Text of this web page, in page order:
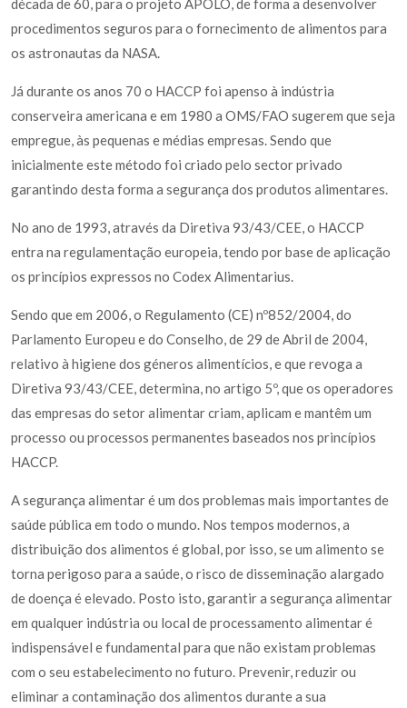
década de 60, para o projeto APOLO, de forma a desenvolver
procedimentos seguros para o fornecimento de alimentos para
os astronautas da NASA.
Já durante os anos 70 o HACCP foi apenso à indústria
conserveira americana e em 1980 a OMS/FAO sugerem que seja
empregue, às pequenas e médias empresas. Sendo que
inicialmente este método foi criado pelo sector privado
garantindo desta forma a segurança dos produtos alimentares.
No ano de 1993, através da Diretiva 93/43/CEE, o HACCP
entra na regulamentação europeia, tendo por base de aplicação
os princípios expressos no Codex Alimentarius.
Sendo que em 2006, o Regulamento (CE) nº852/2004, do
Parlamento Europeu e do Conselho, de 29 de Abril de 2004,
relativo à higiene dos géneros alimentícios, e que revoga a
Diretiva 93/43/CEE, determina, no artigo 5º, que os operadores
das empresas do setor alimentar criam, aplicam e mantêm um
processo ou processos permanentes baseados nos princípios
HACCP.
A segurança alimentar é um dos problemas mais importantes de
saúde pública em todo o mundo. Nos tempos modernos, a
distribuição dos alimentos é global, por isso, se um alimento se
torna perigoso para a saúde, o risco de disseminação alargado
de doença é elevado. Posto isto, garantir a segurança alimentar
em qualquer indústria ou local de processamento alimentar é
indispensável e fundamental para que não existam problemas
com o seu estabelecimento no futuro. Prevenir, reduzir ou
eliminar a contaminação dos alimentos durante a sua